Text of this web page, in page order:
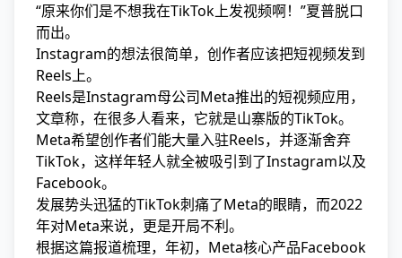
“原来你们是不想我在TikTok上发视频啊！”夏普脱口
而出。
Instagram的想法很简单，创作者应该把短视频发到
Reels上。
Reels是Instagram母公司Meta推出的短视频应用，
文章称，在很多人看来，它就是山寨版的TikTok。
Meta希望创作者们能大量入驻Reels，并逐渐舍弃
TikTok，这样年轻人就全被吸引到了Instagram以及
Facebook。
发展势头迅猛的TikTok刺痛了Meta的眼睛，而2022
年对Meta来说，更是开局不利。
根据这篇报道梳理，年初，Meta核心产品Facebook